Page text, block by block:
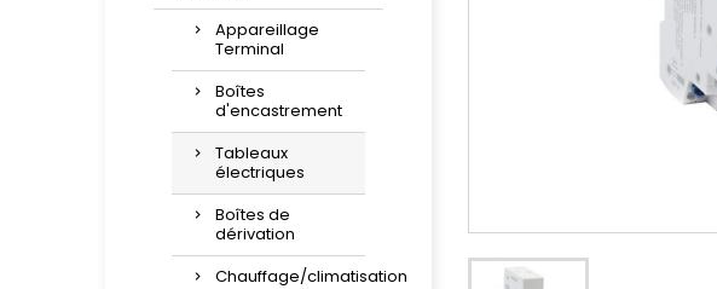
Appareillage
Terminal
Boîtes
d'encastrement
Tableaux
électriques
Boîtes de
dérivation
Chauffage/climatisation